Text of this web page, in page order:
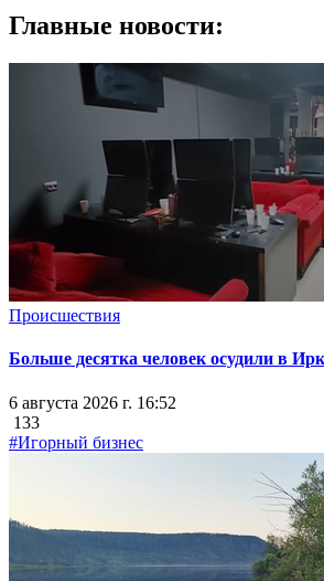
Главные новости:
Происшествия
Больше десятка человек осудили в
6 августа 2026 г. 16:52
133
#Игорный бизнес